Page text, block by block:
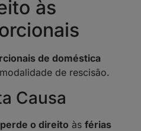
às
de doméstica
de rescisão.
Causa
perde o direito às férias